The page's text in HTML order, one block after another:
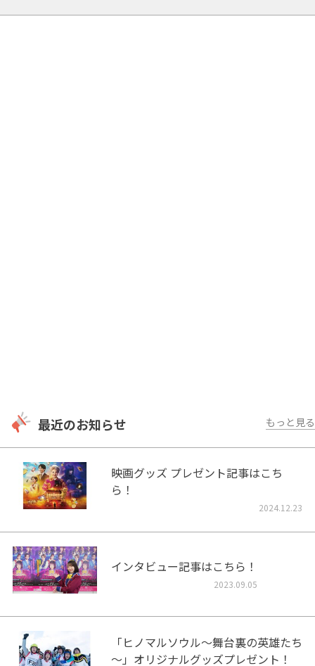
最近のお知らせ もっと見る
映画グッズ プレゼント記事はこち
ら！
2024.12.23
インタビュー記事はこちら！
2023.09.05
「ヒノマルソウル～舞台裏の英雄たち
～」オリジナルグッズプレゼント！